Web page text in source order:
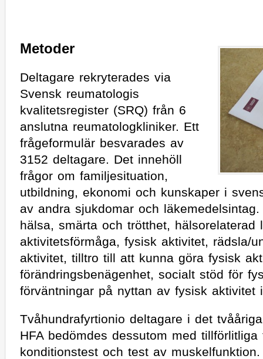
Metoder
Deltagare rekryterades via
Svensk reumatologis
kvalitetsregister (SRQ) från 6
anslutna reumatologkliniker. Ett
frågeformulär besvarades av
3152 deltagare. Det innehöll
frågor om familjesituation,
utbildning, ekonomi och kunskaper i
av andra sjukdomar och
hälsa, smärta och trötthet, hälsorelaterad
aktivitetsförmåga, fysisk aktivitet, rädsla/
aktivitet, tilltro till att kunna göra fysisk
förändringsbenägenhet, socialt stöd för
förväntningar på nyttan av fysisk aktivitet
Tvåhundrafyrtionio deltagare i det
HFA bedömdes dessutom med
konditionstest och test av muskelfunktion.